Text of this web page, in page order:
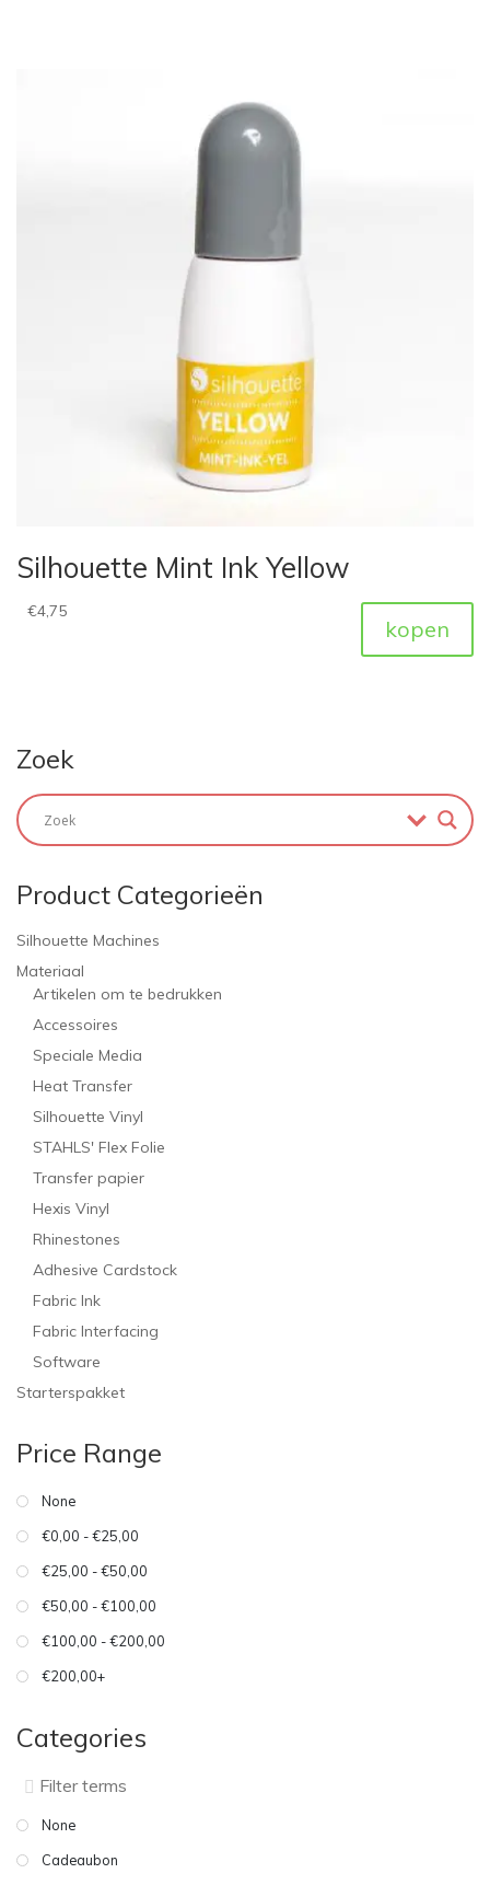
Silhouette Mint Ink Yellow
€4,75
kopen
Zoek
Product Categorieën
Silhouette Machines
Materiaal
Artikelen om te bedrukken
Accessoires
Speciale Media
Heat Transfer
Silhouette Vinyl
STAHLS' Flex Folie
Transfer papier
Hexis Vinyl
Rhinestones
Adhesive Cardstock
Fabric Ink
Fabric Interfacing
Software
Starterspakket
Price Range
None
€0,00 - €25,00
€25,00 - €50,00
€50,00 - €100,00
€100,00 - €200,00
€200,00+
Categories
None
Cadeaubon